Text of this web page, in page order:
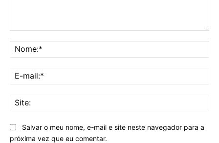
Salvar o meu nome, e-mail e site neste navegador para a
próxima vez que eu comentar.